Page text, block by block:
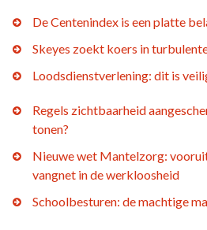
De Centenindex is een platte
Skeyes zoekt koers in
Loodsdienstverlening: dit is
Regels zichtbaarheid
tonen?
Nieuwe wet Mantelzorg:
vangnet in de werkloosheid
Schoolbesturen: de machtige